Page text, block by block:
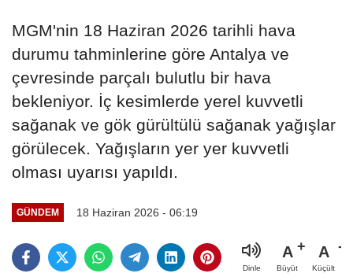
MGM'nin 18 Haziran 2026 tarihli hava
durumu tahminlerine göre Antalya ve
çevresinde parçalı bulutlu bir hava
bekleniyor. İç kesimlerde yerel kuvvetli
sağanak ve gök gürültülü sağanak yağışlar
görülecek. Yağışların yer yer kuvvetli
olması uyarısı yapıldı.
GÜNDEM 18 Haziran 2026 - 06:19
Dinle
A
Büyüt
A
Küçült